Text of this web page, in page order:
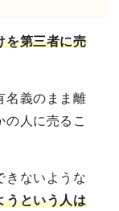
を第三者に売
名義のまま離
人に売るこ
きないような
うという人は